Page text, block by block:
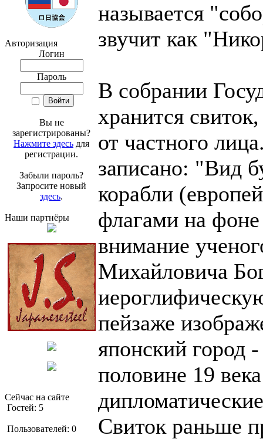
Авторизация
Логин
Пароль
Вы не
зарегистрированы?
Нажмите здесь для
регистрации.
Забыли пароль?
Запросите новый
здесь.
Наши партнёры
Сейчас на сайте
Гостей: 5
Пользователей: 0
называется
звучит как
В собрании
хранится
от частного
записано: "Вид
корабли
флагами на
внимание
Михайловича
пейзаже
японский город
половине 19
Свиток раньше